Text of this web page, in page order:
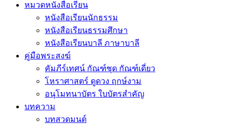
หมวดหนังสือเรียน
หนังสือเรียนนักธรรม
หนังสือเรียนธรรมศึกษา
หนังสือเรียนบาลี ภาษาบาลี
คู่มือพระสงฆ์
คัมภีร์เทศน์ กัณฑ์ชุด กัณฑ์เดี่ยว
โหราศาสตร์ ดูดวง ฤกษ์งาม
อนุโมทนาบัตร ใบบัตรสำคัญ
บทความ
บทสวดมนต์